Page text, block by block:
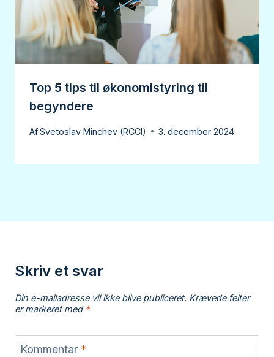
Top 5 tips til økonomistyring til
begyndere
AfSvetoslav Minchev (RCCI) 3. december 2024
Skriv et svar
Din e-mailadresse vil ikke blive publiceret. Krævede felter
er markeret med *
Kommentar *